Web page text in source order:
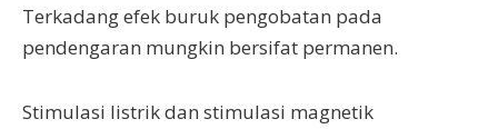
Terkadang efek buruk pengobatan pada
pendengaran mungkin bersifat permanen.
Stimulasi listrik dan stimulasi magnetik